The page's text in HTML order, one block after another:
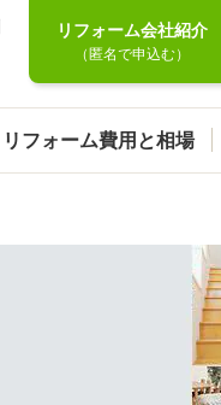
リフォーム会社紹介
（匿名で申込む）
リフォーム費用と相場